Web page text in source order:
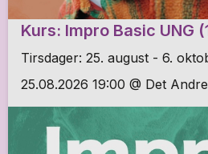
Kurs: Impro Basic UNG
Tirsdager: 25. august - 6.
25.08.2026 19:00 @ Det